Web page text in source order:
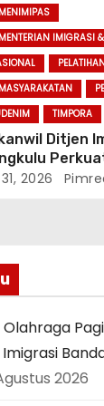
IMIGRASI
TIMPORA
Ditjen
2026
Imigrasi
2026